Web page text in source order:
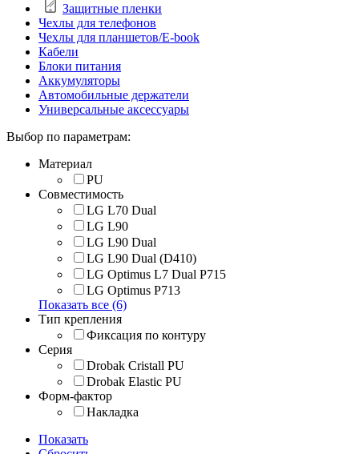
Защитные пленки
Чехлы для телефонов
Чехлы для планшетов/E-book
Кабели
Блоки питания
Аккумуляторы
Автомобильные держатели
Универсальные аксессуары
Выбор по параметрам:
Материал
PU
Совместимость
LG L70 Dual
LG L90
LG L90 Dual
LG L90 Dual (D410)
LG Optimus L7 Dual P715
LG Optimus P713
Показать все (6)
Тип крепления
Фиксация по контуру
Серия
Drobak Cristall PU
Drobak Elastic PU
Форм-фактор
Накладка
Показать